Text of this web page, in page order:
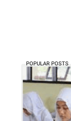
POPULAR POSTS